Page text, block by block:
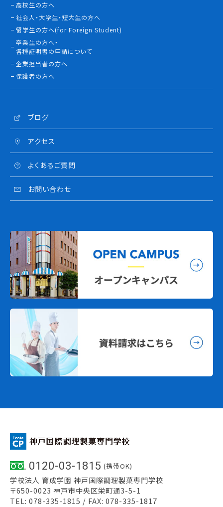
高校生の方へ
社会人・大学生・短大生の方へ
留学生の方へ(for Foreign Student)
卒業生の方へ・
各種証明書の申請について
企業担当者の方へ
保護者の方へ
ブログ
アクセス
よくあるご質問
お問い合わせ
0120-03-1815 (携帯OK)
学校法人 育成学園 神戸国際調理製菓専門学校
〒650-0023 神戸市中央区栄町通3-5-1
TEL: 078-335-1815 / FAX: 078-335-1817